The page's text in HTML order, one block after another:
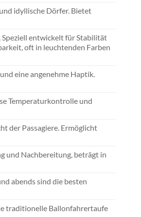
idyllische Dörfer. Bietet
entwickelt für Stabilität
oft in leuchtenden Farben
eine angenehme Haptik.
Temperaturkontrolle und
der Passagiere. Ermöglicht
und Nachbereitung, beträgt in
abends sind die besten
traditionelle Ballonfahrertaufe